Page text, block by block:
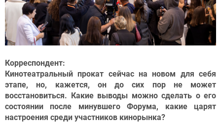
Корреспондент:
Кинотеатральный прокат сейчас на новом для себя
этапе, но, кажется, он до сих пор не может
восстановиться. Какие выводы можно сделать о его
состоянии после минувшего Форума, какие царят
настроения среди участников кинорынка?